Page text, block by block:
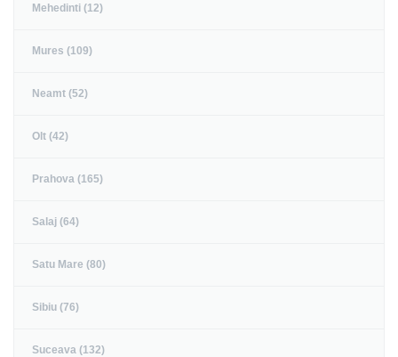
Mehedinti (12)
Mures (109)
Neamt (52)
Olt (42)
Prahova (165)
Salaj (64)
Satu Mare (80)
Sibiu (76)
Suceava (132)